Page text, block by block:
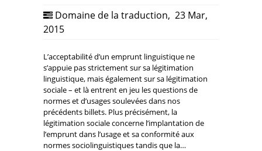
Domaine de la traduction, 23 Mar,
2015
L’acceptabilité d’un emprunt linguistique ne
s’appuie pas strictement sur sa légitimation
linguistique, mais également sur sa légitimation
sociale – et là entrent en jeu les questions de
normes et d’usages soulevées dans nos
précédents billets. Plus précisément, la
légitimation sociale concerne l’implantation de
l’emprunt dans l’usage et sa conformité aux
normes sociolinguistiques tandis que la…